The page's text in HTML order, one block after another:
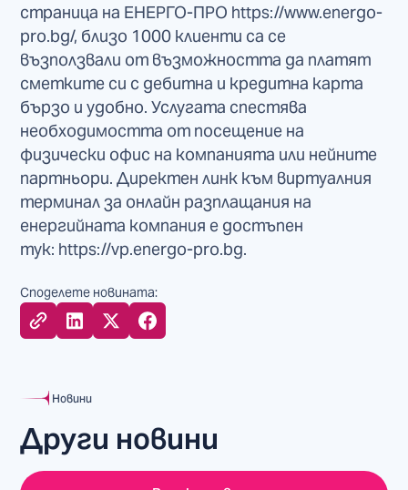
страница на ЕНЕРГО-ПРО https://www.energo-
pro.bg/, близо 1000 клиенти са се
възползвали от възможността да платят
сметките си с дебитна и кредитна карта
бързо и удобно. Услугата спестява
необходимостта от посещение на
физически офис на компанията или нейните
партньори. Директен линк към виртуалния
терминал за онлайн разплащания на
енергийната компания е достъпен
тук: https://vp.energo-pro.bg.
Споделете новината:
Новини
Други новини